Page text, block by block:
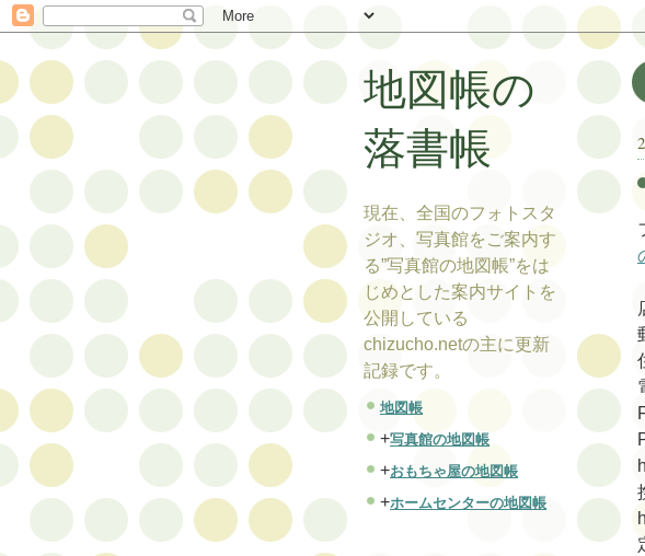
地図帳の
落書帳
現在、全国のフォトスタ
ジオ、写真館をご案内す
る”写真館の地図帳”をは
じめとした案内サイトを
公開している
chizucho.netの主に更新
記録です。
地図帳
+写真館の地図帳
+おもちゃ屋の地図帳
+ホームセンターの地図帳